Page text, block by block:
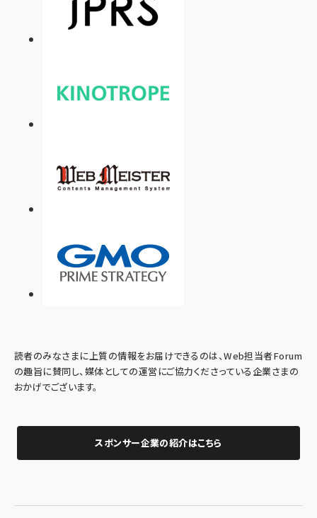
読者のみなさまに上質の情報をお届けできるのは、Web担当者Forum
の趣旨に賛同し、媒体としての運営にご協力くださっている企業さまの
おかげでございます。
スポンサー企業の紹介はこちら